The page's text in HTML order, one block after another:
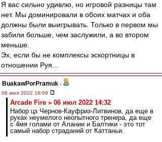
Я вас сильно удивлю, но игровой разницы там
нет. Мы доминировали в обоих матчах и оба
должны были выигрывать. Только в первом мы
забили больше, чем заслужили, а во втором
меньше.
Эх, если бы не комплексы эскортницы в
отношении Руя...
BuakawPorPramuk -
06 июл 2022 16:09
Arcade Fire » 06 июл 2022 14:32
Набор цз Чернов-Кауфриз-Литвинов, да еще в
руках неумелого неопытного тренера, да еще
с 4мя голами от Алании и Балтики - это тот
самый набор страданий от Каттаньи.